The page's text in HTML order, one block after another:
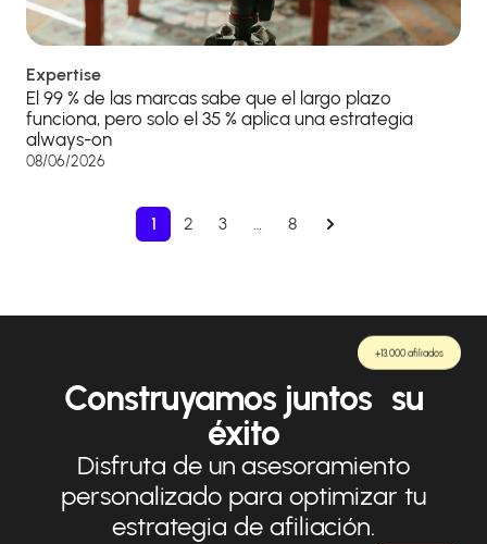
Expertise
El 99 % de las marcas sabe que el largo plazo
funciona, pero solo el 35 % aplica una estrategia
always-on
08/06/2026
1 2 3 … 8
+13.000 afiliados
Construyamos juntos su
éxito
Disfruta de un asesoramiento
personalizado para optimizar tu
estrategia de afiliación.